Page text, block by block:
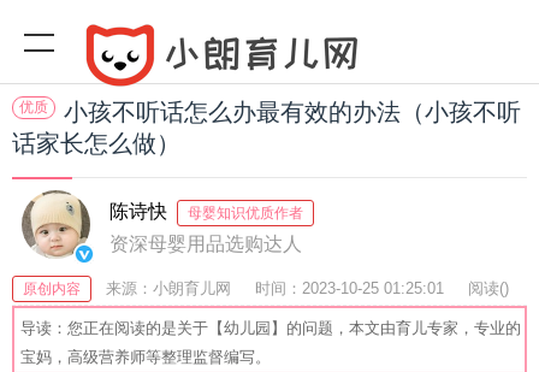
优质
小孩不听话怎么办最有效的办法（小孩不听
话家长怎么做）
陈诗快 母婴知识优质作者
资深母婴用品选购达人
原创内容 来源：小朗育儿网 时间：2023-10-25 01:25:01 阅读()
收藏：49 分享：47 爆
导读：您正在阅读的是关于【幼儿园】的问题，本文由育儿专家，专业的
宝妈，高级营养师等整理监督编写。